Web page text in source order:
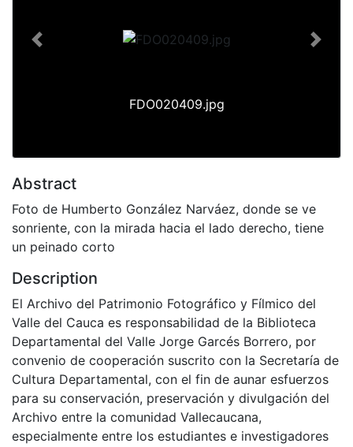
FDO020409.jpg
Previous Next
Abstract
Foto de Humberto González Narváez, donde se ve
sonriente, con la mirada hacia el lado derecho, tiene
un peinado corto
Description
El Archivo del Patrimonio Fotográfico y Fílmico del
Valle del Cauca es responsabilidad de la Biblioteca
Departamental del Valle Jorge Garcés Borrero, por
convenio de cooperación suscrito con la Secretaría de
Cultura Departamental, con el fin de aunar esfuerzos
para su conservación, preservación y divulgación del
Archivo entre la comunidad Vallecaucana,
especialmente entre los estudiantes e investigadores